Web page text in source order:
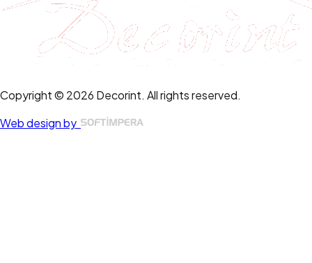
Copyright © 2026 Decorint. All rights reserved.
Web design by